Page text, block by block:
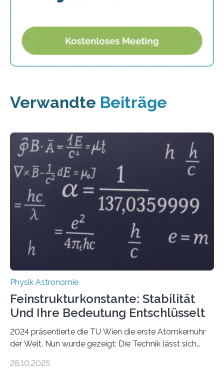
Verwandte Beiträge
Physik Astronomie
Feinstrukturkonstante: Stabilität
Und Ihre Bedeutung Entschlüsselt
2024 präsentierte die TU Wien die erste Atomkernuhr
der Welt. Nun wurde gezeigt: Die Technik lässt sich
fundamentalen Physik nachzugehen. Thorium-
28.10.2025